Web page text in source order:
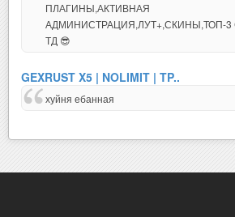
ПЛАГИНЫ,АКТИВНАЯ
АДМИНИСТРАЦИЯ,ЛУТ+,СКИНЫ,ТОП-3
ТД 😎
GEXRUST X5 | NOLIMIT | TP..
хуйня ебанная